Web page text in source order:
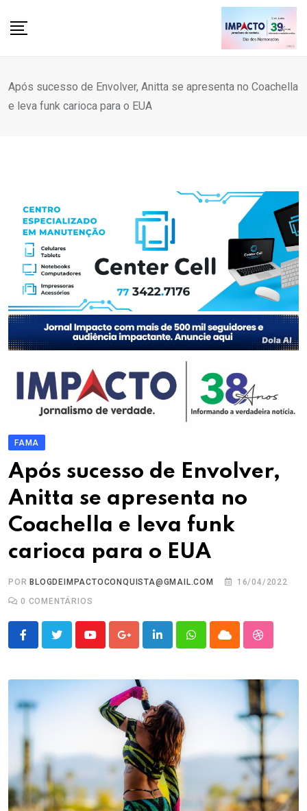
Após sucesso de Envolver, Anitta se apresenta no Coachella
e leva funk carioca para o EUA
FAMA
Após sucesso de Envolver,
Anitta se apresenta no
Coachella e leva funk
carioca para o EUA
POR BLOGDEIMPACTOCONQUISTA@GMAIL.COM
16/04/2022
0 COMENTÁRIOS
YoutubeGoogle+LinkedInWhatsappCloud